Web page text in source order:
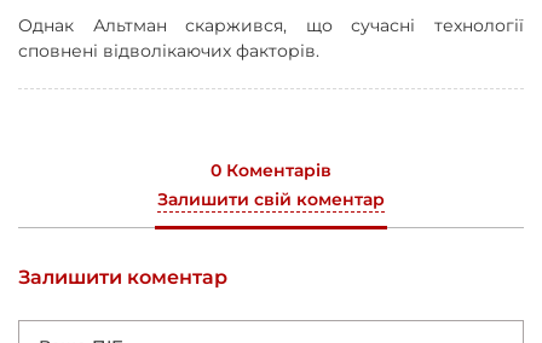
Однак Альтман скаржився, що сучасні технології
сповнені відволікаючих факторів.
0 Коментарів
Залишити свій коментар
Залишити коментар